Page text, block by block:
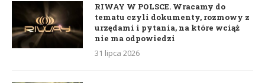
RIWAY W POLSCE. Wracamy do
tematu czyli dokumenty, rozmowy z
urzędami i pytania, na które wciąż
nie ma odpowiedzi
31 lipca 2026